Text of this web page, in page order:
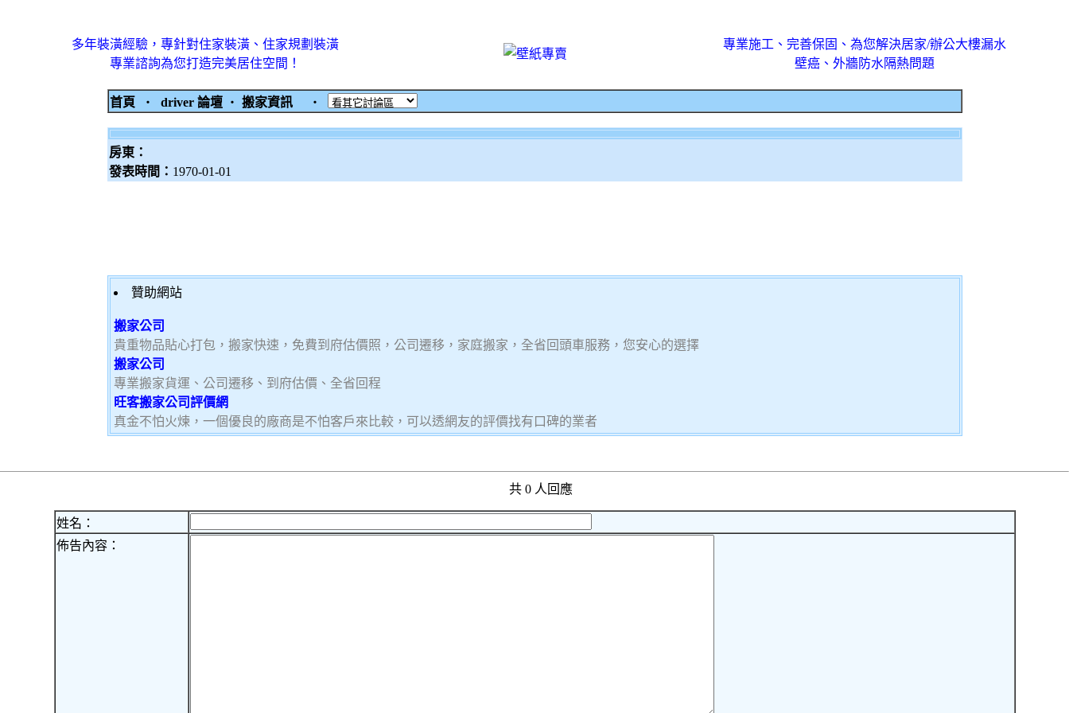
多年裝潢經驗，專針對住家裝潢、住家規劃裝潢
專業諮詢為您打造完美居住空間！
專業施工、完善保固、為您解決居家/辦公大樓漏水
壁癌、外牆防水隔熱問題
首頁 ‧ driver 論壇 ‧ 搬家資訊 ‧
房東：
發表時間： 1970-01-01
贊助網站
搬家公司
貴重物品貼心打包，搬家快速，免費到府估價照，公司遷移，家庭搬家，全省回頭車服務，您安心的選擇
搬家公司
專業搬家貨運、公司遷移、到府估價、全省回程
旺客搬家公司評價網
真金不怕火煉，一個優良的廠商是不怕客戶來比較，可以透網友的評價找有口碑的業者
共 0 人回應
姓名：
佈告內容：